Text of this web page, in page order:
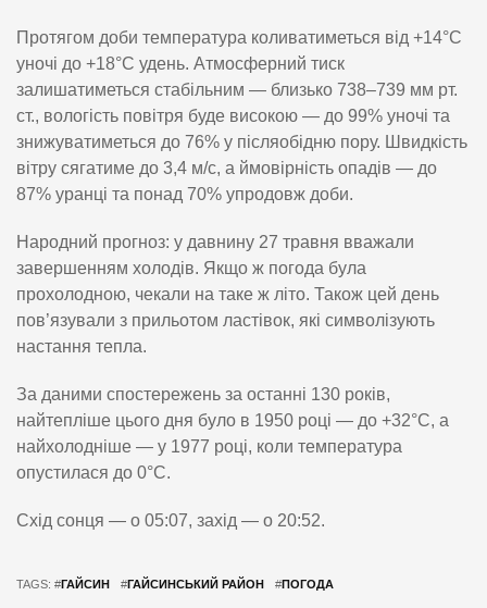
Протягом доби температура коливатиметься від +14°C
уночі до +18°C удень. Атмосферний тиск
залишатиметься стабільним — близько 738–739 мм рт.
ст., вологість повітря буде високою — до 99% уночі та
знижуватиметься до 76% у післяобідню пору. Швидкість
вітру сягатиме до 3,4 м/с, а ймовірність опадів — до
87% уранці та понад 70% упродовж доби.
Народний прогноз: у давнину 27 травня вважали
завершенням холодів. Якщо ж погода була
прохолодною, чекали на таке ж літо. Також цей день
пов’язували з прильотом ластівок, які символізують
настання тепла.
За даними спостережень за останні 130 років,
найтепліше цього дня було в 1950 році — до +32°C, а
найхолодніше — у 1977 році, коли температура
опустилася до 0°C.
Схід сонця — о 05:07, захід — о 20:52.
TAGS: #ГАЙСИН #ГАЙСИНСЬКИЙ РАЙОН #ПОГОДА